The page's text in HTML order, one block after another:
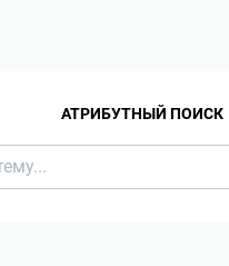
АТРИБУТНЫЙ ПОИСК